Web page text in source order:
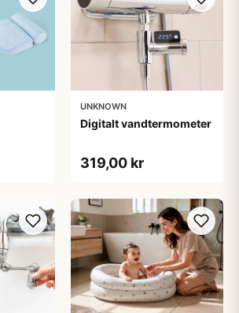
UNKNOWN
Digitalt vandtermometer
319,00 kr